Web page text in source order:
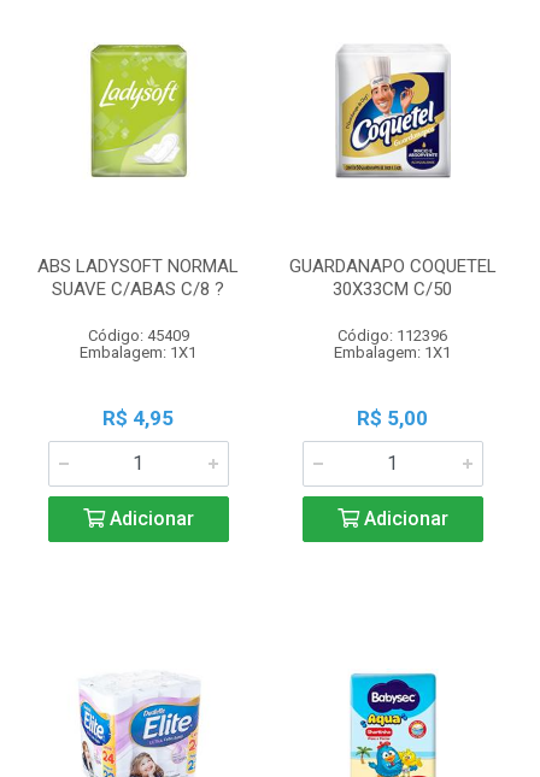
ABS LADYSOFT NORMAL
SUAVE C/ABAS C/8 ?
Código: 45409
Embalagem: 1X1
R$ 4,95
Adicionar
GUARDANAPO COQUETEL
30X33CM C/50
Código: 112396
Embalagem: 1X1
R$ 5,00
Adicionar